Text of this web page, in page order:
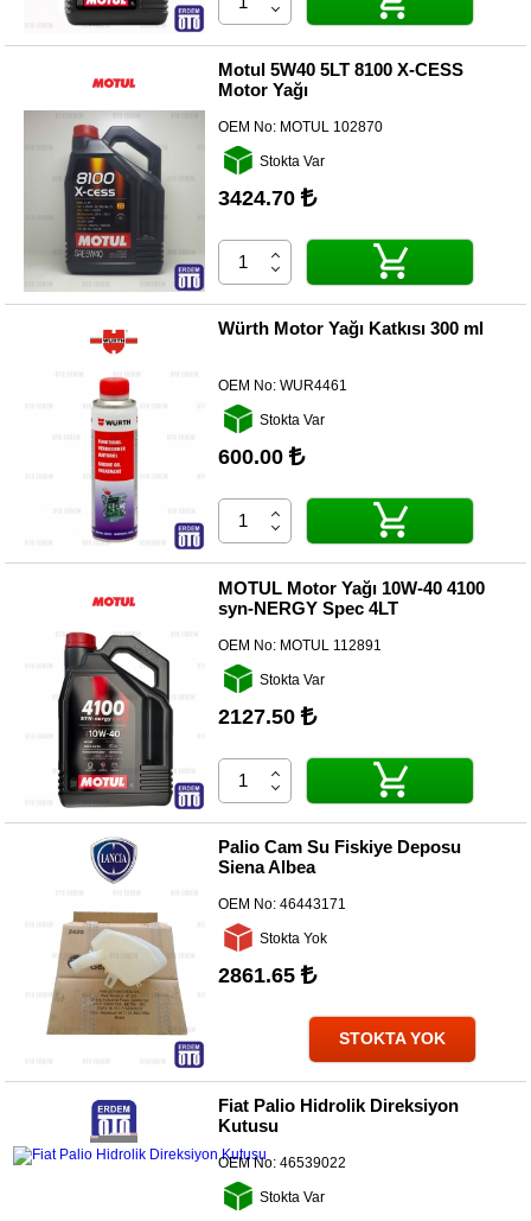
Yedekleri
Sanroof
Parçaları
Markalar
Yağları
Motul 5W40 5LT 8100 X-CESS
Motor Yağı
OEM No: MOTUL 102870
Stokta Var
3424.70
Würth Motor Yağı Katkısı 300 ml
OEM No:WUR4461
Stokta Var
600.00
MOTUL Motor Yağı 10W-40 4100
syn-NERGY Spec 4LT
OEM No: MOTUL 112891
Stokta Var
2127.50
Palio Cam Su Fiskiye Deposu
Siena Albea
OEM No:46443171
Stokta Yok
2861.65
STOKTA YOK
Fiat Palio Hidrolik Direksiyon
Kutusu
OEM No:46539022
Stokta Var